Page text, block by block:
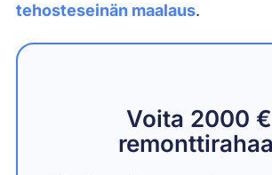
tehosteseinän maalaus.
Voita 2000 €